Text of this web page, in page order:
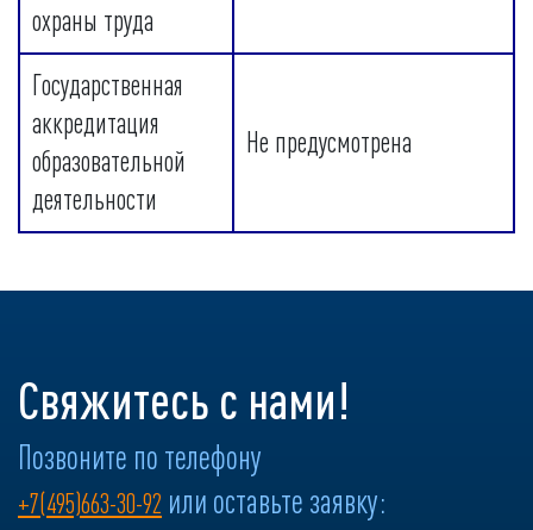
охраны труда
Государственная
аккредитация
образовательной
деятельности
Не предусмотрена
Свяжитесь с нами!
Позвоните по телефону
+7(495)663-30-92 или оставьте заявку: